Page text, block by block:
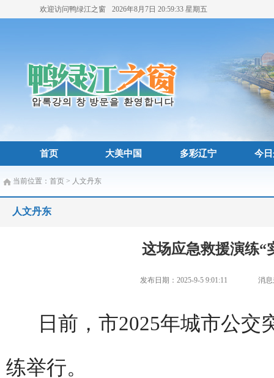
欢迎访问鸭绿江之窗 2026年8月7日 20:59:35 星期五
首页 大美中国 多彩辽宁 今
当前位置： 首页 > 人文丹东
人文丹东
这场应急救援演练“
发布日期：2025-9-5 9:01:11 消
日前，市2025年城市公交
练举行。